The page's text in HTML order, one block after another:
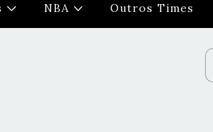
NBA Outros Times